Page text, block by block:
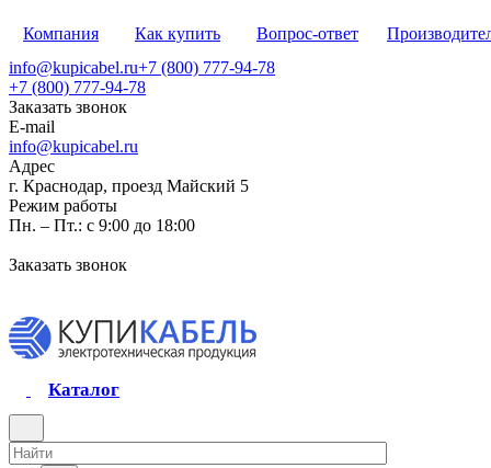
Компания Как купить Вопрос-ответ
info@kupicabel.ru+7 (800) 777-94-78
+7 (800) 777-94-78
Заказать звонок
E-mail
info@kupicabel.ru
Адрес
г. Краснодар, проезд Майский 5
Режим работы
Пн. – Пт.: с 9:00 до 18:00
Заказать звонок
Каталог